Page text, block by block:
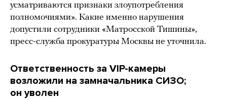
усматриваются признаки злоупотребления
полномочиями». Какие именно нарушения
допустили сотрудники «Матросской Тишины»,
пресс-служба прокуратуры Москвы не уточнила.
Ответственность за VIP-камеры
возложили на замначальника СИЗО;
он уволен